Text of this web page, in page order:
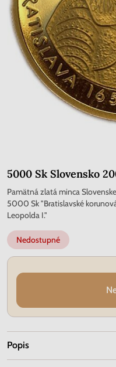
5000 Sk Slovensko
Pamätná zlatá minca
5000 Sk "Bratislavské
Leopolda I."
Nedostupné
Popis